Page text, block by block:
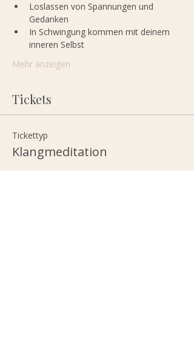
Loslassen von Spannungen und
Gedanken
In Schwingung kommen mit deinem
inneren Selbst
Mehr anzeigen
Tickets
Tickettyp
Klangmeditation